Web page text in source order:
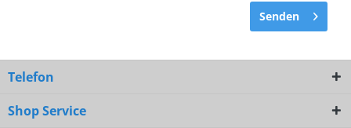
Senden
Telefon
Shop Service